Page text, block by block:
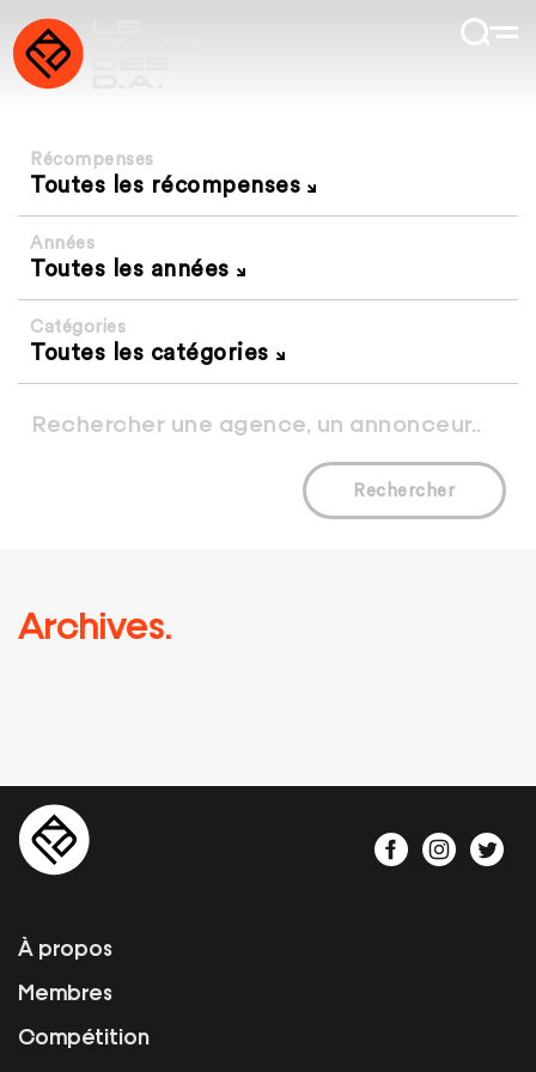
Récompenses
Toutes les récompenses
Années
Toutes les années
Catégories
Toutes les catégories
Rechercher
Archives.
À propos
Membres
Compétition